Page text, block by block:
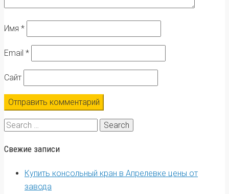
Имя *
Email *
Сайт
Search
Свежие записи
Купить консольный кран в Апрелевке цены от
завода